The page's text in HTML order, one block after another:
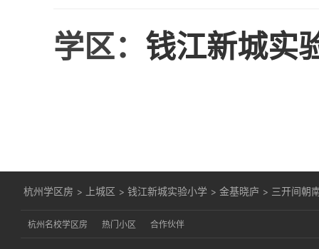
学区： 钱江新城实
杭州学区房 > 上城区 >钱江新城实验小学 >金基晓庐 > 三开间朝
杭州名校学区房 热门小区 合作伙伴